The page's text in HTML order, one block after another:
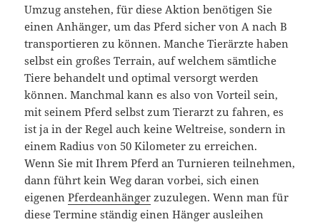
Umzug anstehen, für diese Aktion benötigen Sie
einen Anhänger, um das Pferd sicher von A nach B
transportieren zu können. Manche Tierärzte haben
selbst ein großes Terrain, auf welchem sämtliche
Tiere behandelt und optimal versorgt werden
können. Manchmal kann es also von Vorteil sein,
mit seinem Pferd selbst zum Tierarzt zu fahren, es
ist ja in der Regel auch keine Weltreise, sondern in
einem Radius von 50 Kilometer zu erreichen.
Wenn Sie mit Ihrem Pferd an Turnieren teilnehmen,
dann führt kein Weg daran vorbei, sich einen
eigenenPferdeanhänger zuzulegen. Wenn man für
diese Termine ständig einen Hänger ausleihen